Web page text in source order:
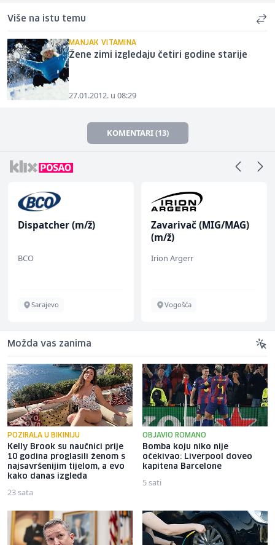
Više na istu temu
MANJAK VITAMINA
Žene zimi izgledaju četiri godine starije
27.01.2012. u 08:29
KOMENTARI (13)
Dispatcher (m/ž)
BCO
Sarajevo
Zavarivač (MIG/MAG)
(m/ž)
Irion Argerr
Vogošća
Možda vas zanima
POZIRALA U BIKINIJU
Kelly Brook su naučnici prije
10 godina proglasili ženom s
najsavršenijim tijelom, a evo
kako danas izgleda
23 sata
OBJAVIO ROMANO
Bomba koju niko nije
očekivao: Liverpool doveo
kapitena Barcelone
5 sati